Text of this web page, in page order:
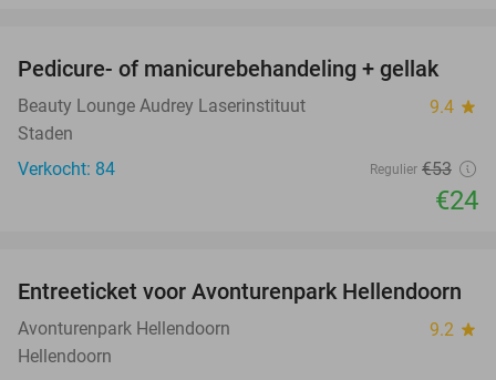
55%
Pedicure- of manicurebehandeling + gellak
Beauty Lounge Audrey Laserinstituut 9.4 star
Staden
Verkocht: 84
Regulier €53
€24
41%
Entreeticket voor Avonturenpark Hellendoorn
Avonturenpark Hellendoorn 9.2 star
Hellendoorn